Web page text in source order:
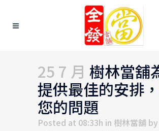
25 7 月 樹林當舖
提供最佳的安排
您的問題
Posted at 08:33h in 樹林當舖 by